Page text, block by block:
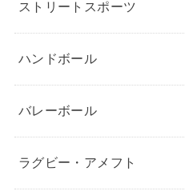
ストリートスポーツ
ハンドボール
バレーボール
ラグビー・アメフト